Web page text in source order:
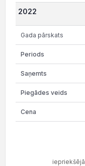
2022
Gada pārskats
iepriekšējā